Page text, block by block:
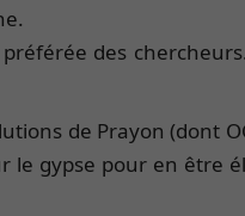
des
de Prayon (dont
le gypse pour en être